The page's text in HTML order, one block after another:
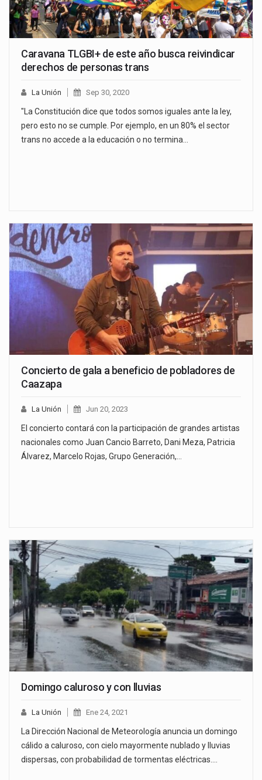
Caravana TLGBI+ de este año busca reivindicar
derechos de personas trans
La Unión Sep 30, 2020
"La Constitución dice que todos somos iguales ante la ley,
pero esto no se cumple. Por ejemplo, en un 80% el sector
trans no accede a la educación o no termina…
Concierto de gala a beneficio de pobladores de
Caazapa
La Unión Jun 20, 2023
El concierto contará con la participación de grandes artistas
nacionales como Juan Cancio Barreto, Dani Meza, Patricia
Álvarez, Marcelo Rojas, Grupo Generación,…
Domingo caluroso y con lluvias
La Unión Ene 24, 2021
La Dirección Nacional de Meteorología anuncia un domingo
cálido a caluroso, con cielo mayormente nublado y lluvias
dispersas, con probabilidad de tormentas eléctricas.…